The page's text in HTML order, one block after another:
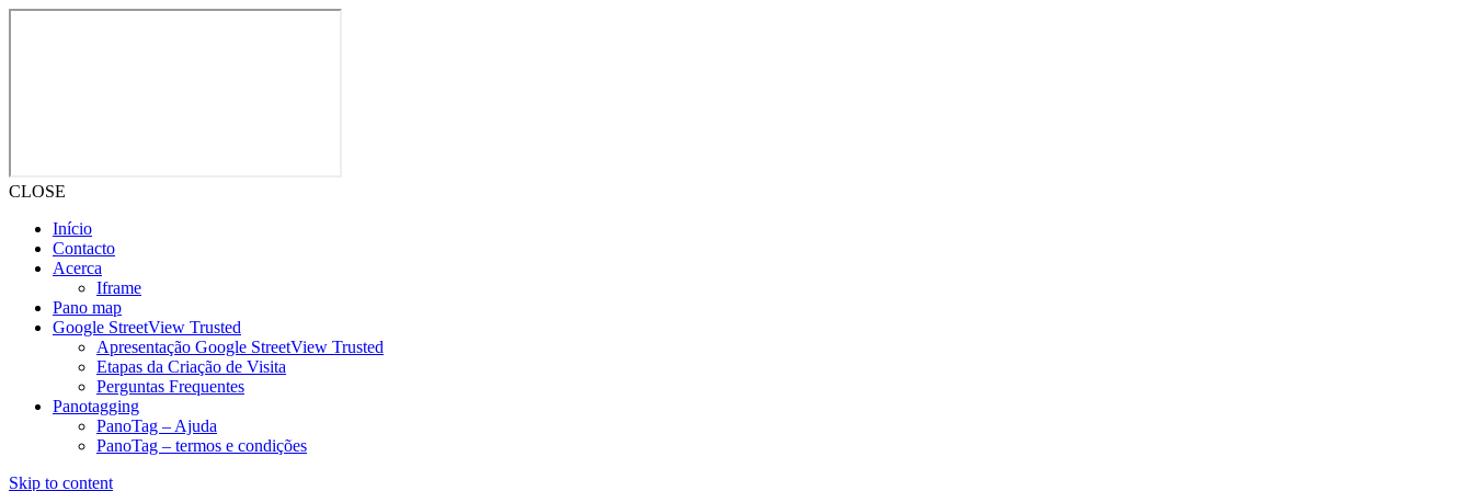
CLOSE
Início
Contacto
Acerca
Iframe
Pano map
Google StreetView Trusted
Apresentação Google StreetView Trusted
Etapas da Criação de Visita
Perguntas Frequentes
Panotagging
PanoTag – Ajuda
PanoTag – termos e condições
Skip to content